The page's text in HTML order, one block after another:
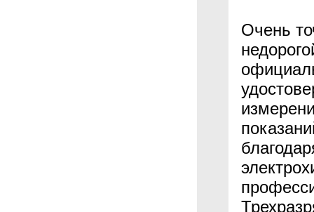
Очень